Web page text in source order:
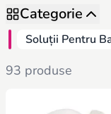
Categorie
Soluții Pentru
93 produse